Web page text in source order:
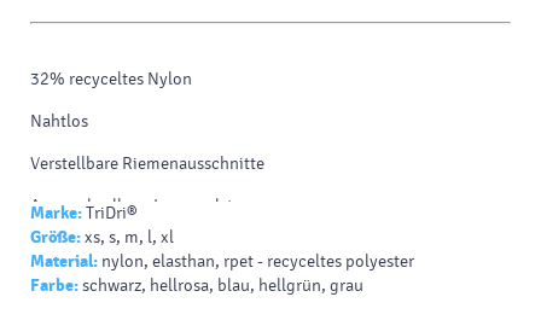
32% recyceltes Nylon
Nahtlos
Verstellbare Riemenausschnitte
Auswechselbare Innenpolster
56% Nylon / 36% Polyester / 8% Elastan
290 g/m²
Marke:TriDri®
Größe:xs, s, m, l, xl
Material: nylon, elasthan, rpet - recyceltes polyester
Farbe:schwarz, hellrosa, blau, hellgrün, grau